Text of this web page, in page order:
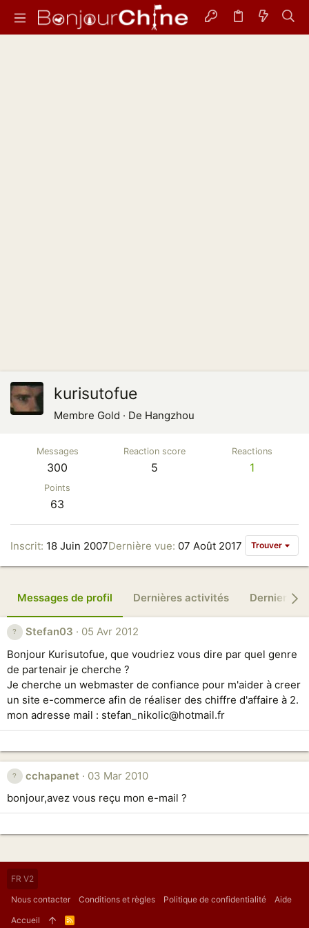
kurisutofue
Membre Gold · De Hangzhou
Messages
300
Reaction score
5
Reactions
1
Points
63
Inscrit 18 Juin 2007Dernière vue 07 Août 2017 Trouver
Messages de profil Dernières activités Derniers
Stefan03
05 Avr 2012
Bonjour Kurisutofue, que voudriez vous dire par quel genre
de partenair je cherche ?
Je cherche un webmaster de confiance pour m'aider à creer
un site e-commerce afin de réaliser des chiffre d'affaire à 2.
mon adresse mail : stefan_nikolic@hotmail.fr
cchapanet
03 Mar 2010
bonjour,avez vous reçu mon e-mail ?
FR V2
Nous contacter
Conditions et règles Politique de confidentialité
Aide
Accueil
R